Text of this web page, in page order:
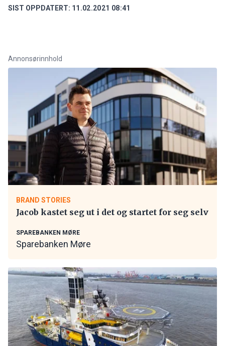
SIST OPPDATERT: 11.02.2021 08:41
Annonsørinnhold
BRAND STORIES
Jacob kastet seg ut i det og startet for seg selv
SPAREBANKEN MØRE
Sparebanken Møre